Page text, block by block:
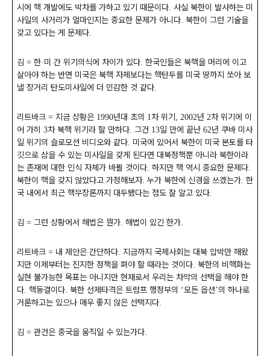
시에 핵 개발에도 박차를 가하고 있기 때문이다. 사실 북한이 발사하는 미
사일의 사거리가 얼마인지는 중요한 문제가 아니다. 북한이 그런 기술을
갖고 있다는 게 문제다.
김 = 한· 미 간 위기의식에 차이가 있다. 한국인들은 북핵을 머리에 이고
살아야 하는 반면 미국은 북핵 자체보다는 핵탄두를 미국 땅까지 쏘아 보
낼 장거리 탄도미사일에 더 민감한 것 같다.
리트바크 = 지금 상황은 1990년대 초의 1차 위기 , 2002년 2차 위기에 이
어 가히 3차 북핵 위기라 할 만하다. 그건 13일 만에 끝난 62년 쿠바 미사
일 위기의 슬로모션 비디오와 같다. 미국에 있어서 북한이 미국 본토를 타
깃으로 삼을 수 있는 미사일을 갖게 된다면 대북정책뿐 아니라 북한이라
는 존재에 대한 인식 자체가 바뀔 것이다.하지만 핵 역시 중요한 문제다.
북한이 핵을 갖지 않았다고 가정해보자. 누가 북한에 신경을 쓰겠는가. 한
국 내에서 최근 핵무장론까지 대두됐다는 점도 잘 알고 있다.
김 = 그런 상황에서 해법은 뭔가. 해법이 있긴 한가.
리트바크 = 내 제안은 간단하다. 지금까지 국제사회는 대북 압박만 해왔
지만 이제부터는 진지한 정책을 펴야 할 때라는 것이다. 북한의 비핵화는
실현 불가능한 목표는 아니지만 현재로서 우리는 차악의 선택을 해야 한
다. 핵동결이다. 북한 선제타격은 트럼프 행정부의 ‘모든 옵션’의 하나로
거론하고는 있으나 매우 좋지 않은 선택지다.
김 = 관건은 중국을 움직일 수 있는가다.